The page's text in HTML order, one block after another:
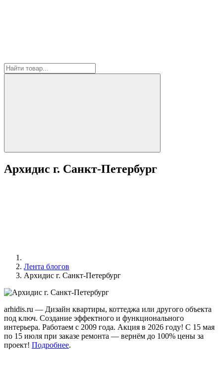
Архидис г. Санкт-Петербург
Лента блогов
Архидис г. Санкт-Петербург
arhidis.ru — Дизайн квартиры, коттеджа или другого объекта
под ключ. Создание эффектного и функционального
интерьера. Работаем с 2009 года. Акция в 2026 году! С 15 мая
по 15 июля при заказе ремонта — вернём до 100% цены за
проект! Подробнее.